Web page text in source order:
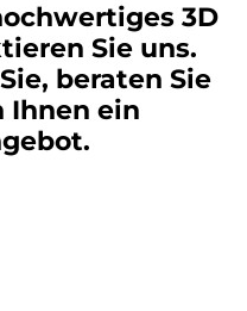
3D
Sie uns.
beraten Sie
Ihnen ein